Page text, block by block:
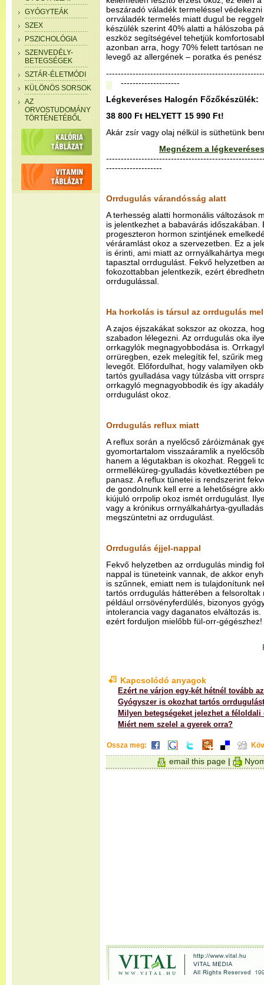
GYÓGYTEÁK
SZEX
PSZICHOLÓGIA
SZENVEDÉLY-
BETEGSÉGEK
SZTÁR-ÉLETMÓDI
KÜLÖNÖS SORSOK
AZ
ORVOSTUDOMÁNY
TÖRTÉNETÉBŐL
beszáradó váladék termeléssel
orrváladék termelés miatt dugul be
készülék szerint 40% alatti a hálószoba
eszköz segítségével tehetjük
azonban arra, hogy 70% felett tartósan
levegő az allergének – poratka és
--------------------
Légkeveréses Halogén Főzőkészülék:
38 800 Ft HELYETT 15 990 Ft!
Akár zsír vagy olaj nélkül is süthetünk
Megnézem a
-------------------
Orrdugulás várandósság alatt
A terhesség alatti hormonális változások
is jelentkezhet a babavárás időszakában.
progeszteron hormon szintjének
véráramlást okoz a szervezetben. Ez a
is érinti, ami miatt az orrnyálkahártya
tapasztal orrdugulást. Fekvő helyzetben
fokozottabban jelentkezik, ezért
orrdugulással.
Ha horkolás is társul az orrdugulás
A zajos éjszakákat sokszor az okozza,
szabadon lélegezni. Az orrdugulás oka
orrkagylók megnagyobbodása is.
orrüregben, ezek melegítik fel, szűrik
levegőt. Előfordulhat, hogy valamilyen
tartós gyulladása vagy túlzásba vitt
orrkagyló megnagyobbodik és így
orrdugulást okoz.
Orrdugulás reflux miatt
A reflux során a nyelőcső záróizmának
gyomortartalom visszaáramlik a
hanem a légutakban is okozhat. Reggeli
orrmelléküreg-gyulladás következtében
panasz. A reflux tünetei is rendszerint
de gondolnunk kell erre a lehetőségre
kiújuló orrpolip okoz ismét orrdugulást.
vagy a krónikus orrnyálkahártya-
megszüntetni az orrdugulást.
Orrdugulás éjjel-nappal
Fekvő helyzetben az orrdugulás mindig
nappal is tüneteink vannak, de akkor
is szűnnek, emiatt nem is tulajdonítunk
tartós orrdugulás hátterében a
például orrsövényferdülés, bizonyos
intolerancia vagy daganatos elváltozás
ezért forduljon mielőbb fül-orr-gégészhez!
Kapcsolódó anyagok
Ezért ne várjon egy-két hétnél tovább
Gyógyszer is okozhat tartós orrdugulást
Milyen betegségeket jelezhet a
Miért nem szelel a gyerek orra?
Ossza meg:
email this page |